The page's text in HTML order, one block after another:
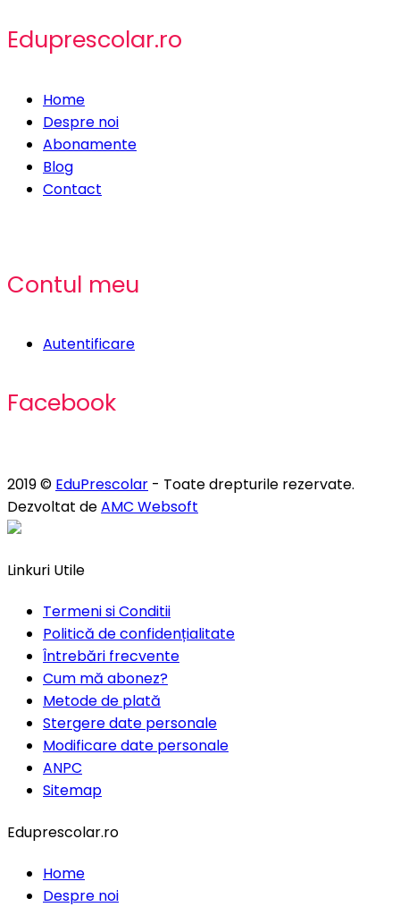
Eduprescolar.ro
Home
Despre noi
Abonamente
Blog
Contact
Contul meu
Autentificare
Facebook
2019 © EduPrescolar - Toate drepturile rezervate.
Dezvoltat deAMC Websoft
Linkuri Utile
Termeni si Conditii
Politică de confidențialitate
Întrebări frecvente
Cum mă abonez?
Metode de plată
Stergere date personale
Modificare date personale
ANPC
Sitemap
Eduprescolar.ro
Home
Despre noi